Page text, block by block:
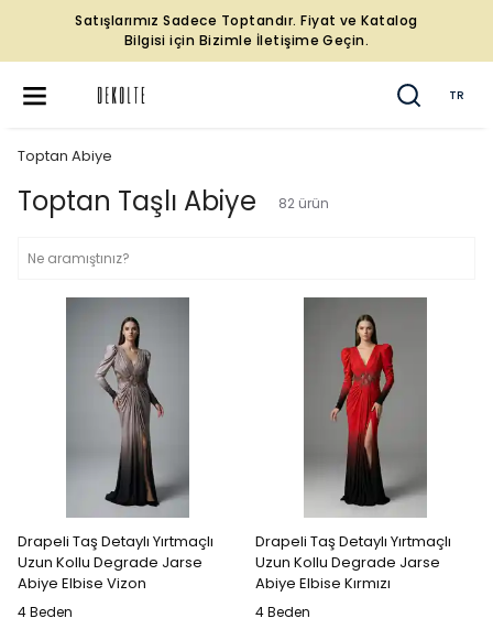
Satışlarımız Sadece Toptandır. Fiyat ve Katalog
Bilgisi için Bizimle İletişime Geçin.
TR
Toptan Abiye
Toptan Taşlı Abiye 82 ürün
Drapeli Taş Detaylı Yırtmaçlı
Uzun Kollu Degrade Jarse
Abiye Elbise Vizon
4 Beden
Drapeli Taş Detaylı Yırtmaçlı
Uzun Kollu Degrade Jarse
Abiye Elbise Kırmızı
4 Beden